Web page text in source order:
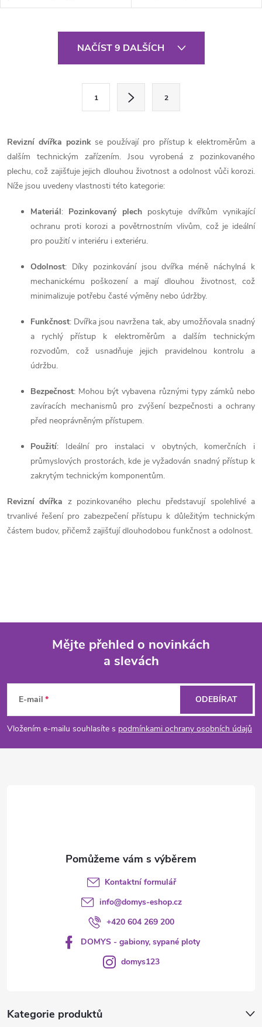
rámu jsou z vnitřní části...
jednoho kusu, hloubka rámu
d
a
c
NAČÍST 9 DALŠÍCH
á
n
k
o
1 2
Revizní dvířka pozink se používají pro přístup k elektroměrům a
dalším technickým zařízením. Jsou vyrobená z pozinkovaného
plechu, což zajišťuje jejich dlouhou životnost a odolnost vůči korozi.
Níže jsou uvedeny vlastnosti této kategorie:
Materiál: Pozinkovaný plech poskytuje dvířkům vynikající
ochranu proti korozi a povětrnostním vlivům, což je ideální
pro použití v interiéru i exteriéru.
Odolnost: Díky pozinkování jsou dvířka méně náchylná k
mechanickému poškození a mají dlouhou životnost, což
minimalizuje potřebu časté výměny nebo údržby.
Funkčnost: Dvířka jsou navržena tak, aby umožňovala snadný
a rychlý přístup k elektroměrům a dalším technickým
rozvodům, což usnadňuje jejich pravidelnou kontrolu a
údržbu.
Bezpečnost: Mohou být vybavena různými typy zámků nebo
zavíracích mechanismů pro zvýšení bezpečnosti a ochrany
před neoprávněným přístupem.
Použití: Ideální pro instalaci v obytných, komerčních i
průmyslových prostorách, kde je vyžadován snadný přístup k
zakrytým technickým komponentům.
Revizní dvířka z pozinkovaného plechu představují spolehlivé a
trvanlivé řešení pro zabezpečení přístupu k důležitým technickým
částem budov, přičemž zajišťují dlouhodobou funkčnost a odolnost.
p
a
Mějte přehled o novinkách
a slevách
E-mail
Vložením e-mailu souhlasíte s podmínkami ochrany osobních údajů
ODEBÍRAT
Kategorie produktů
Kontaktní formulář
info@domys-eshop.cz
+420 604 269 200
DOMYS - gabiony, sypané ploty
domys123